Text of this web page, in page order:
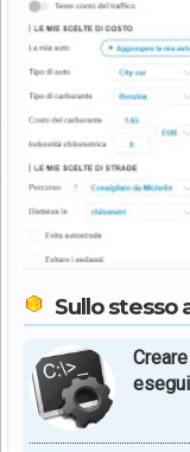
Sullo stesso